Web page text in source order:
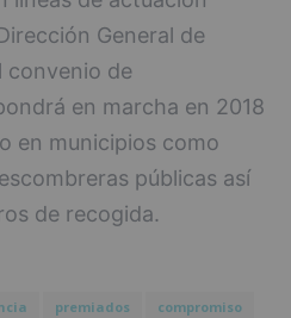
General de
convenio de
en marcha en 2018
en municipios como
públicas así
de recogida.
premiados
compromiso